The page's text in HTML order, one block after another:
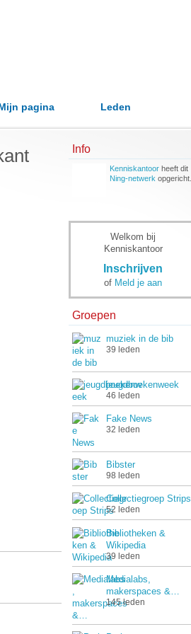
Mijn pagina Leden
Info
Kenniskantoorheeft dit
Ning-netwerk opgericht.
Welkom bij
Kenniskantoor
Inschrijven
of Meld je aan
Groepen
muziek in de bib
39 leden
jeugdboekenweek
46 leden
Fake News
32 leden
Bibster
98 leden
Collectiegroep Strips
52 leden
Bibliotheken &
Wikipedia
39 leden
Medialabs,
makerspaces &…
145 leden